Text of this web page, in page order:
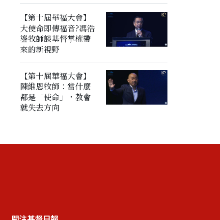
【第十屆華福大會】
大使命即傳福音?馮浩
鎏牧師談基督掌權帶
來的新視野
【第十屆華福大會】
陳維恩牧師：當什麼
都是「使命」，教會
就失去方向